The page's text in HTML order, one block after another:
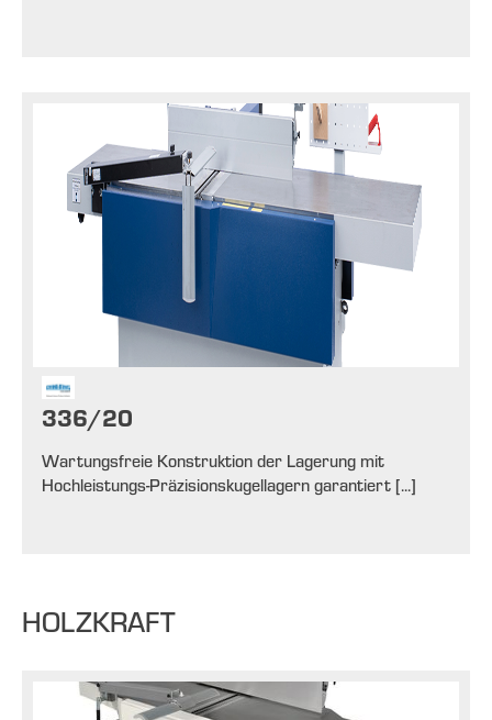
336/20
Wartungsfreie Konstruktion der Lagerung mit
Hochleistungs-Präzisionskugellagern garantiert [...]
HOLZKRAFT